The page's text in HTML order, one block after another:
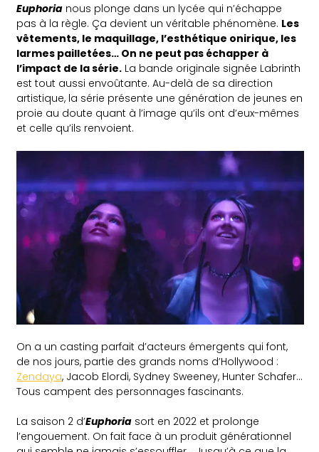
Euphoria nous plonge dans un lycée qui n’échappe
pas à la règle. Ça devient un véritable phénomène. Les
vêtements, le maquillage, l’esthétique onirique, les
larmes pailletées… On ne peut pas échapper à
l’impact de la série. La bande originale signée Labrinth
est tout aussi envoûtante. Au-delà de sa direction
artistique, la série présente une génération de jeunes en
proie au doute quant à l’image qu’ils ont d’eux-mêmes
et celle qu’ils renvoient.
On a un casting parfait d’acteurs émergents qui font,
de nos jours, partie des grands noms d’Hollywood :
Zendaya, Jacob Elordi, Sydney Sweeney, Hunter Schafer…
Tous campent des personnages fascinants.
La saison 2 d’Euphoria sort en 2022 et prolonge
l’engouement. On fait face à un produit générationnel